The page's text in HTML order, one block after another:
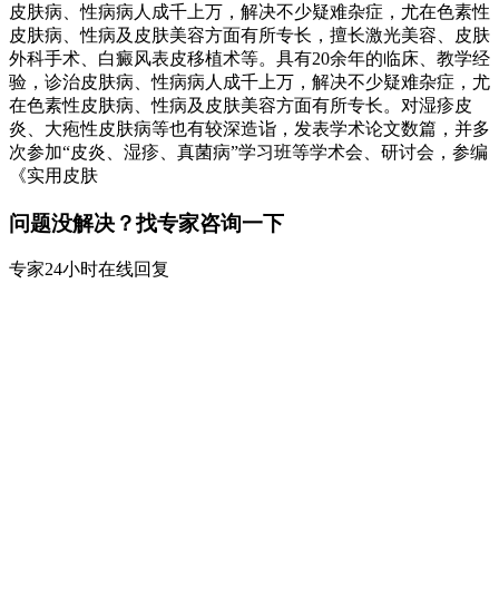
皮肤病、性病病人成千上万，解决不少疑难杂症，尤在色素性
皮肤病、性病及皮肤美容方面有所专长，擅长激光美容、皮肤
外科手术、白癜风表皮移植术等。具有20余年的临床、教学经
验，诊治皮肤病、性病病人成千上万，解决不少疑难杂症，尤
在色素性皮肤病、性病及皮肤美容方面有所专长。对湿疹皮
炎、大疱性皮肤病等也有较深造诣，发表学术论文数篇，并多
次参加“皮炎、湿疹、真菌病”学习班等学术会、研讨会，参编
《实用皮肤
问题没解决？找专家咨询一下
专家24小时在线回复